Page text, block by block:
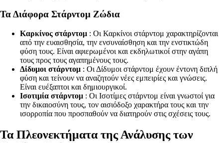
Τα Διάφορα Στάρντομ Ζώδια
Καρκίνος στάρντομ : Οι Καρκίνοι στάρντομ χαρακτηρίζονται
από την ευαισθησία, την ενσυναίσθηση και την ενστικτώδη
φύση τους. Είναι αφιερωμένοι και εκδηλωτικοί στην αγάπη
τους προς τους αγαπημένους τους.
Δίδυμοι στάρντομ : Οι Δίδυμοι στάρντομ έχουν έντονη διπλή
φύση και τείνουν να αναζητούν νέες εμπειρίες και γνώσεις.
Είναι ευέξαπτοι και δημιουργικοί.
Ισοτιμία στάρντομ : Οι Ισοτίμες στάρντομ είναι γνωστοί για
την δικαιοσύνη τους, τον αισιόδοξο χαρακτήρα τους και την
ισορροπία που προσπαθούν να διατηρούν στις σχέσεις τους.
Τα Πλεονεκτήματα της Ανάλυσης των